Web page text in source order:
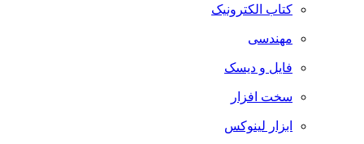
کتاب الکترونیک
مهندسی
فایل و دیسک
سخت افزار
ابزار لینوکس